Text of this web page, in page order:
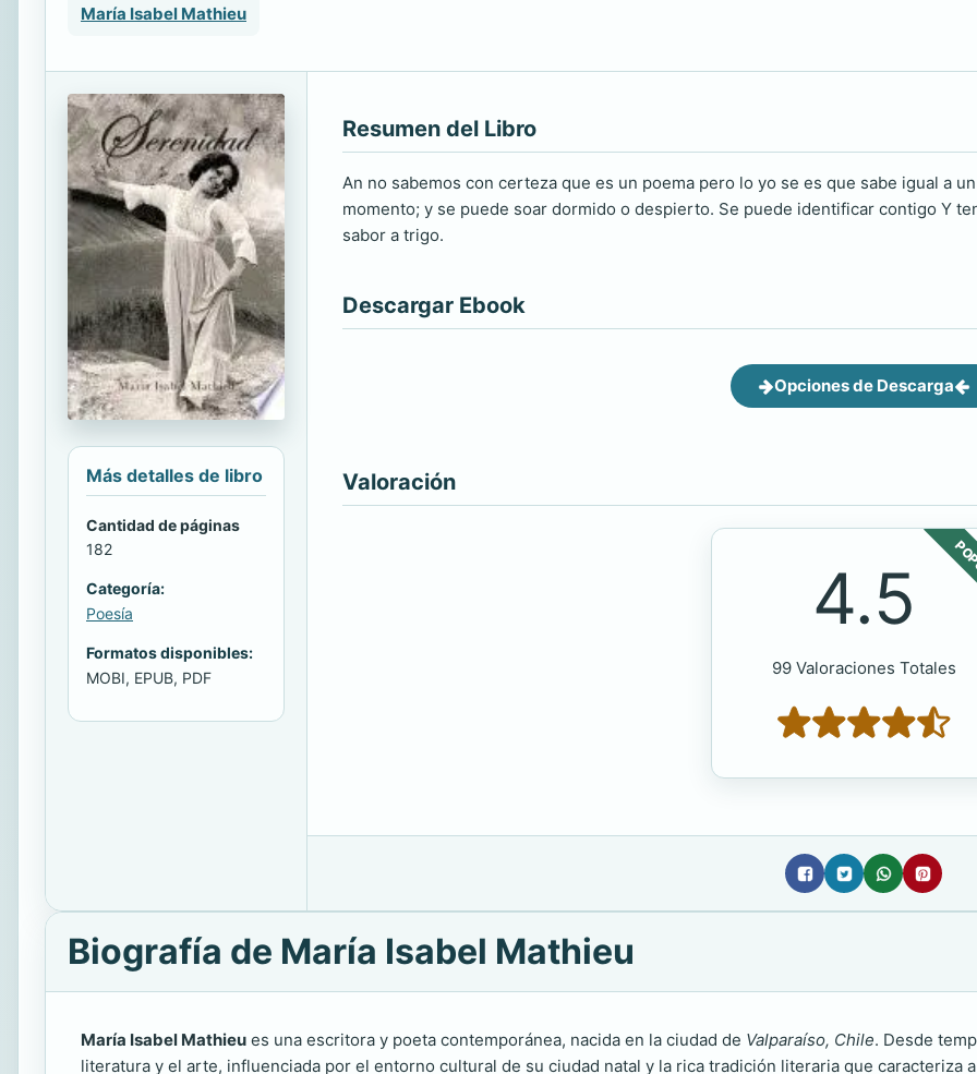
María Isabel Mathieu
Más detalles de libro
Cantidad de páginas
182
Categoría:
Poesía
Formatos disponibles:
MOBI, EPUB, PDF
Resumen del Libro
An no sabemos con certeza que es un poema pero lo yo se es que sabe igual a
momento; y se puede soar dormido o despierto. Se puede identificar contigo Y
sabor a trigo.
Descargar Ebook
Opciones de Descarga
Valoración
4.5
99 Valoraciones Totales
Biografía de María Isabel Mathieu
María Isabel Mathieu es una escritora y poeta contemporánea, nacida en la ciudad de Valparaíso, Chile. Desde
literatura y el arte, influenciada por el entorno cultural de su ciudad natal y la rica tradición literaria que caracteriza